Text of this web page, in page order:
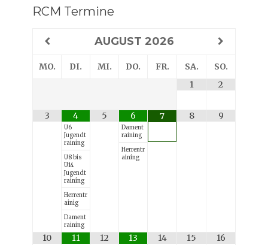
RCM Termine
AUGUST 2026
MO. DI. MI. DO. FR. SA.
SO.
1
2
3 4
U6
Jugendt
raining
U8 bis
U14
Jugendt
raining
Herrentr
ainig
Dament
raining
5 6
Dament
raining
Herrentr
aining
7 8 9
10 11 12 13 14 15 16